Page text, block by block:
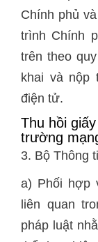
Chính phủ
trình Chính
trên theo
khai và nộp
điện tử.
Thu hồi
trường
3. Bộ Thông
a) Phối hợp
liên quan
pháp luật